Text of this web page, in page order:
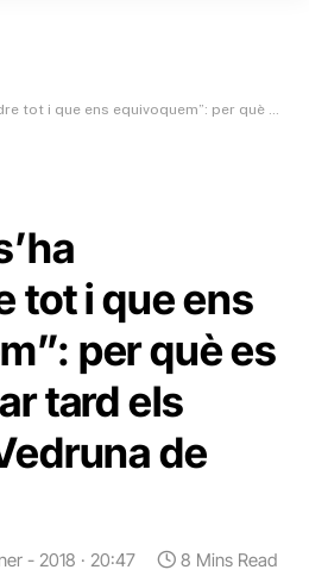
per què es van detectar tard els abusos al Vedruna de Gràcia?
tot i que ens
per què es
tard els
de
- 2018 · 20:47 8 Mins Read